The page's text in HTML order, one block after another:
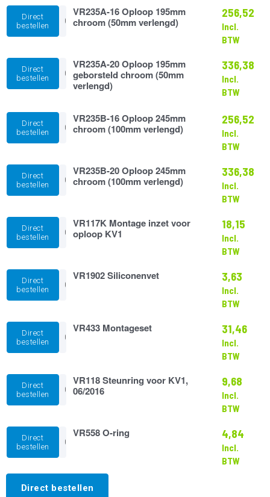
chroom
(standaard
uitvoering
Direct
bestellen
VR235A-
16
Oploop
(50mm
verlengd)
aantal
VR235A-16 Oploop 195mm
chroom (50mm verlengd)
256,52
Incl.
BTW
Direct
bestellen
VR235A-
20
Oploop
chroom
(50mm
verlengd)
VR235A-20 Oploop 195mm
geborsteld chroom (50mm
verlengd)
336,38
Incl.
BTW
Direct
bestellen
VR235B-
16
Oploop
(100mm
verlengd)
aantal
VR235B-16 Oploop 245mm
chroom (100mm verlengd)
256,52
Incl.
BTW
Direct
bestellen
VR235B-
20
Oploop
(100mm
verlengd)
aantal
VR235B-20 Oploop 245mm
chroom (100mm verlengd)
336,38
Incl.
BTW
Direct
bestellen
VR117K
Montage
inzet
KV1
aantal
VR117K Montage inzet voor
oploop KV1
18,15
Incl.
BTW
Direct
bestellen
VR1902
Siliconenvet
aantal
VR1902 Siliconenvet 3,63
Incl.
BTW
Direct
bestellen
VR433
Montageset
aantal
VR433 Montageset 31,46
Incl.
BTW
Direct
bestellen
VR118
Steunring
voor
aantal
VR118 Steunring voor KV1,
06/2016
9,68
Incl.
BTW
Direct
bestellen
VR558
O-
ring
VR558 O-ring 4,84
Incl.
BTW
Direct bestellen